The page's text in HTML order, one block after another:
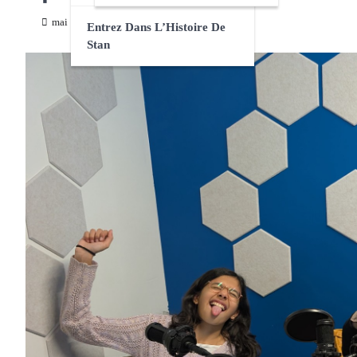
Entrez Dans L’Histoire De
Stan
mai 17, 2026